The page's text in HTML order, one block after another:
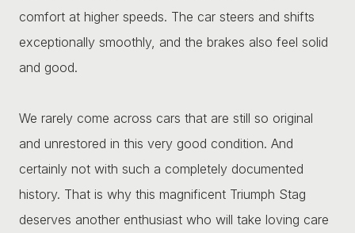
comfort at higher speeds. The car steers and shifts
exceptionally smoothly, and the brakes also feel solid
and good.
We rarely come across cars that are still so original
and unrestored in this very good condition. And
certainly not with such a completely documented
history. That is why this magnificent Triumph Stag
deserves another enthusiast who will take loving care